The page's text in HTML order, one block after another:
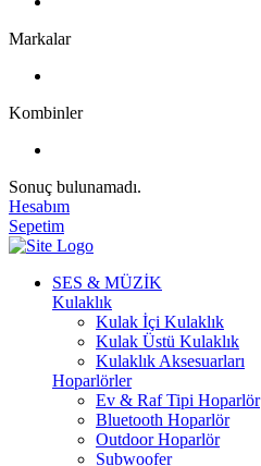
Markalar
Kombinler
Sonuç bulunamadı.
Hesabım
Sepetim
SES & MÜZİK
Kulaklık
Kulak İçi Kulaklık
Kulak Üstü Kulaklık
Kulaklık Aksesuarları
Hoparlörler
Ev & Raf Tipi Hoparlör
Bluetooth Hoparlör
Outdoor Hoparlör
Subwoofer